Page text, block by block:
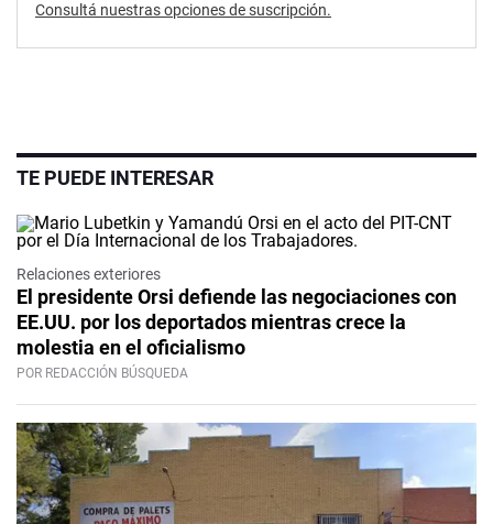
Consultá nuestras opciones de suscripción.
TE PUEDE INTERESAR
Relaciones exteriores
El presidente Orsi defiende las negociaciones con
EE.UU. por los deportados mientras crece la
molestia en el oficialismo
POR REDACCIÓN BÚSQUEDA